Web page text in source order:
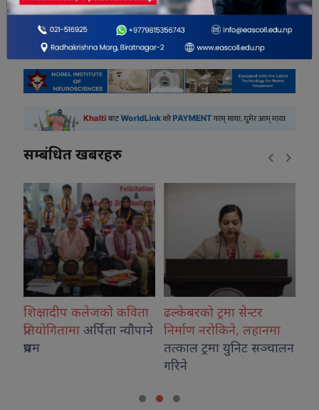
सम्बंधित खबरहरु
कविता
न्यौपाने
ढल्केबरको ट्रमा सेन्टर
निर्माण नरोकिने, लहानमा
तत्काल ट्रमा युनिट सञ्चालन
हटाउनुपर्ने कालो चस्मा
होइन, मनमा बसेको
सोच हो : सांसद यादव